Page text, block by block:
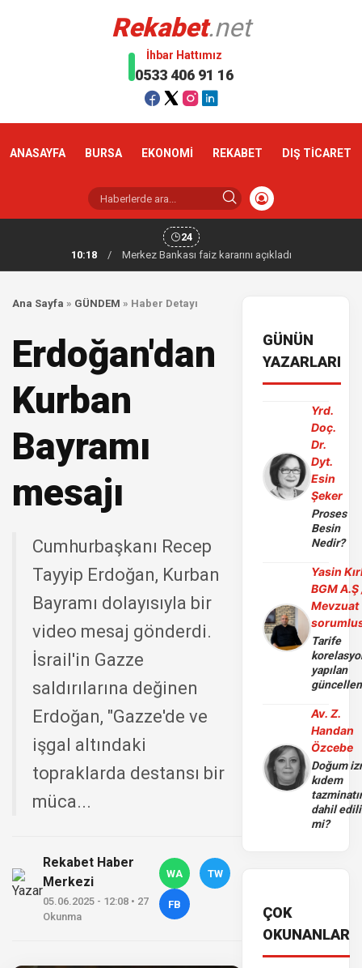
Rekabet.net
İhbar Hattımız
0533 406 91 16
ANASAYFA BURSA EKONOMİ REKABET DIŞ TİCARET
24
10:18
/ Merkez Bankası faiz kararını açıkladı
Ana Sayfa » GÜNDEM » Haber Detayı
Erdoğan'dan
Kurban
Bayramı
mesajı
Cumhurbaşkanı Recep
Tayyip Erdoğan, Kurban
Bayramı dolayısıyla bir
video mesaj gönderdi.
İsrail'in Gazze
saldırılarına değinen
Erdoğan, "Gazze'de ve
işgal altındaki
topraklarda destansı bir
müca...
Rekabet Haber
Merkezi
05.06.2025 - 12:08 • 27
Okunma
WA TW
FB
GÜNÜN
YAZARLARI
Yrd.
Doç.
Dr.
Dyt.
Esin
Şeker
Proses
Besin
Nedir?
Yasin
BGM A.Ş
Mevzuat
Tarife
yapılan
Av. Z.
Handan
Özcebe
Doğum
kıdem
dahil
mi?
ÇOK
OKUNANLAR